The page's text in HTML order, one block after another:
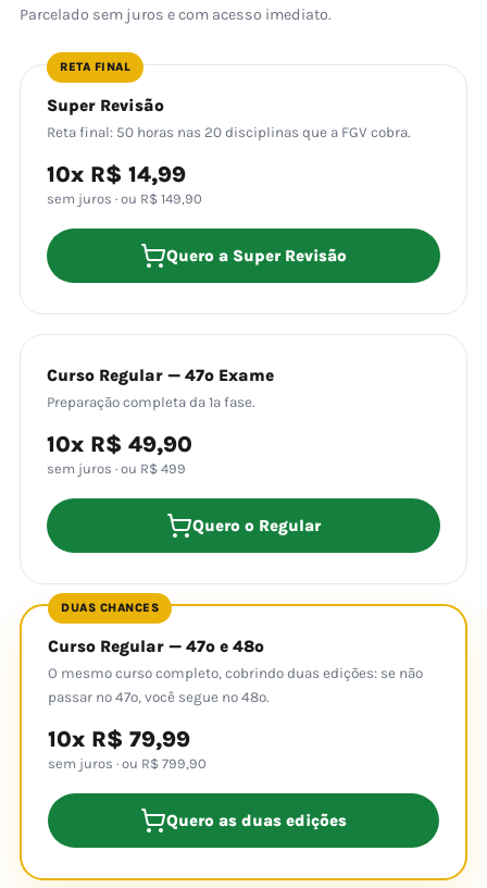
Parcelado sem juros e com acesso imediato.
RETA FINAL
Super Revisão
Reta final: 50 horas nas 20 disciplinas que a FGV cobra.
10x R$ 14,99
sem juros · ou R$ 149,90
Quero a Super Revisão
Curso Regular — 47º Exame
Preparação completa da 1ª fase.
10x R$ 49,90
sem juros · ou R$ 499
Quero o Regular
DUAS CHANCES
Curso Regular — 47º e 48º
O mesmo curso completo, cobrindo duas edições: se não
passar no 47º, você segue no 48º.
10x R$ 79,99
sem juros · ou R$ 799,90
Quero as duas edições